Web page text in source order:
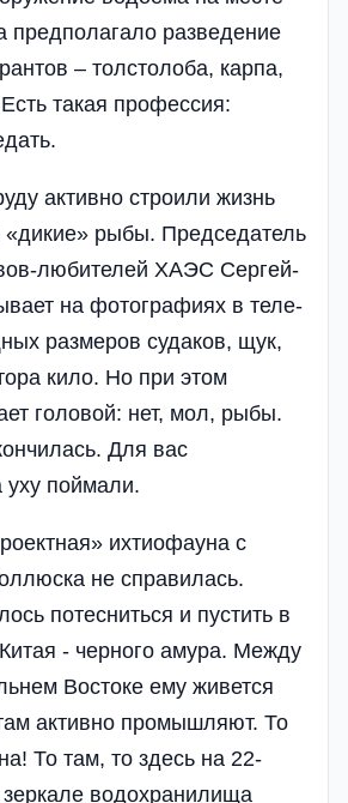
предполагало разведение
– толстолоба, карпа,
такая профессия:
активно строили жизнь
рыбы. Председатель
любит­ел­ей ХАЭС Сергей­
на фотографиях в теле­
размеров судаков, щук,
кило. Но при этом
головой: нет, мол, рыбы.
Для вас
поймали.
ихтиофауна с
не справилась.
потесниться и пустить в
- черного амура. Между
Востоке ему живется
активно промышляют. То
То там, то здесь на 22-
водохранилища